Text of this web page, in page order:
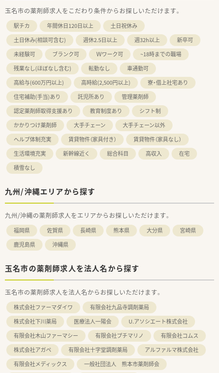
玉名市の薬剤師求人をこだわり条件からお探しいただけます。
駅チカ 年間休日120日以上
土日祝休み
土日休み(相談可含む)
週休2.5日以上 週32h以上
新卒可
未経験可
ブランク可 Ｗワーク可
~18時までの職場
残業なし(ほぼなし含む)
転勤なし
車通勤可
高給与(600万円以上)
高時給(2,500円以上)
寮・借上社宅あり
住宅補助(手当)あり
託児所あり
管理薬剤師
認定薬剤師取得支援あり
教育制度あり
シフト制
かかりつけ薬剤師
大手チェーン
大手チェーン以外
ヘルプ体制充実
賃貸物件（家具付き）
賃貸物件（家具なし）
生活環境充実
新幹線近く 総合科目 高収入
在宅
積雪なし
九州/沖縄エリアから探す
九州/沖縄の薬剤師求人をエリアからお探しいただけます。
福岡県 佐賀県 長崎県 熊本県 大分県
宮崎県
鹿児島県
沖縄県
玉名市の薬剤師求人を法人名から探す
玉名市の薬剤師求人を法人名からお探しいただけます。
株式会社ファーマダイワ
有限会社九品寺調剤薬局
株式会社下川薬局
医療法人一陽会
U.アソシエート株式会社
有限会社木山ファーマシー
有限会社プチマリノ
有限会社コムス
株式会社アガペ
有限会社十字堂調剤薬局
アルファルマ株式会社
有限会社メディックス
一般社団法人 熊本市薬剤師会